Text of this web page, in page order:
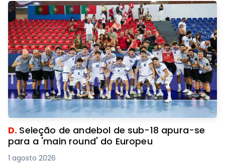
D. Seleção de andebol de sub-18 apura-se
para a 'main round' do Europeu
1 agosto 2026